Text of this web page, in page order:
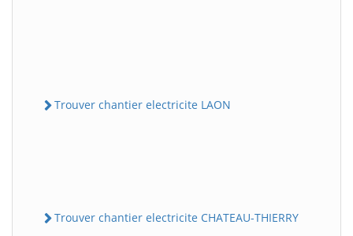
Trouver chantier electricite LAON
Trouver chantier electricite CHATEAU-THIERRY